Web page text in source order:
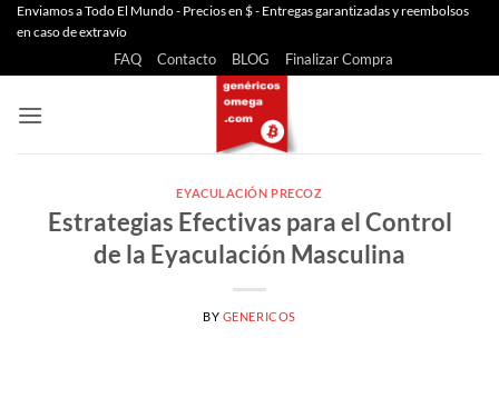
Saltar
Enviamos a Todo El Mundo - Precios en $ - Entregas garantizadas y reembolsos
en caso de extravío
FAQ Contacto BLOG Finalizar Compra
EYACULACIÓN PRECOZ
Estrategias Efectivas para el Control
de la Eyaculación Masculina
BY GENERICOS